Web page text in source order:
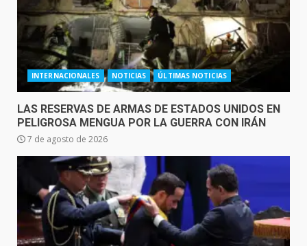
INTERNACIONALES NOTICIAS ÚLTIMAS NOTICIAS
LAS RESERVAS DE ARMAS DE ESTADOS UNIDOS EN
PELIGROSA MENGUA POR LA GUERRA CON IRÁN
7 de agosto de 2026